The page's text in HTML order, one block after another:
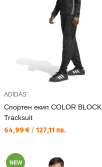
ADIDAS
Спортен екип COLOR BLOCK
Tracksuit
Текуща цена:
64,99 € / 127,11 лв.
NEW